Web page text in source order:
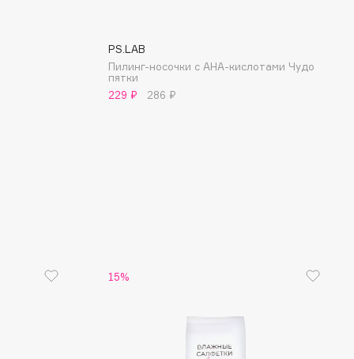
PS.LAB
Пилинг-носочки с AHA-кислотами Чудо
пятки
229 ₽
286 ₽
15%